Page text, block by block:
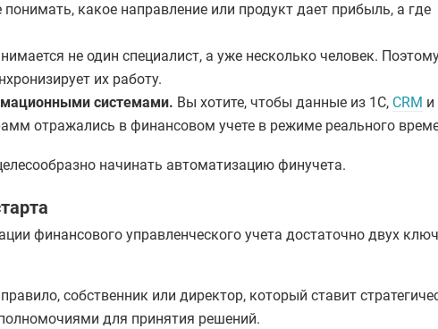
понимать, какое направление или продукт дает прибыль, а где
не один специалист, а уже несколько человек.
их работу.
системами. Вы хотите, чтобы данные из 1С, CRM и
отражались в финансовом учете в режиме реального
начинать автоматизацию финучета.
финансового управленческого учета достаточно двух
собственник или директор, который ставит
для принятия решений.